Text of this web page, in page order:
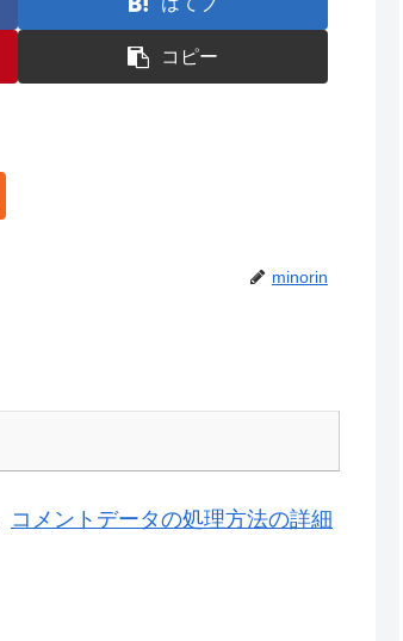
コピー
minorin
コメントデータの処理方法の詳細